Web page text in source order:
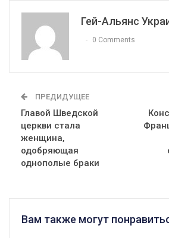
Гей-Альянс
0 Comments
ПРЕДИДУЩЕЕ
Главой Шведской
церкви стала
женщина,
одобряющая
однополые браки
Вам также могут